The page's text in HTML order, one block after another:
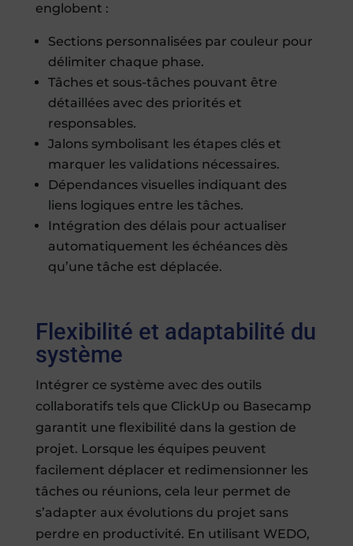
englobent :
Sections personnalisées par couleur pour
délimiter chaque phase.
Tâches et sous-tâches pouvant être
détaillées avec des priorités et
responsables.
Jalons symbolisant les étapes clés et
marquer les validations nécessaires.
Dépendances visuelles indiquant des
liens logiques entre les tâches.
Intégration des délais pour actualiser
automatiquement les échéances dès
qu’une tâche est déplacée.
Flexibilité et adaptabilité du
système
Intégrer ce système avec des outils
collaboratifs tels que ClickUp ou Basecamp
garantit une flexibilité dans la gestion de
projet. Lorsque les équipes peuvent
facilement déplacer et redimensionner les
tâches ou réunions, cela leur permet de
s’adapter aux évolutions du projet sans
perdre en productivité. En utilisant WEDO,